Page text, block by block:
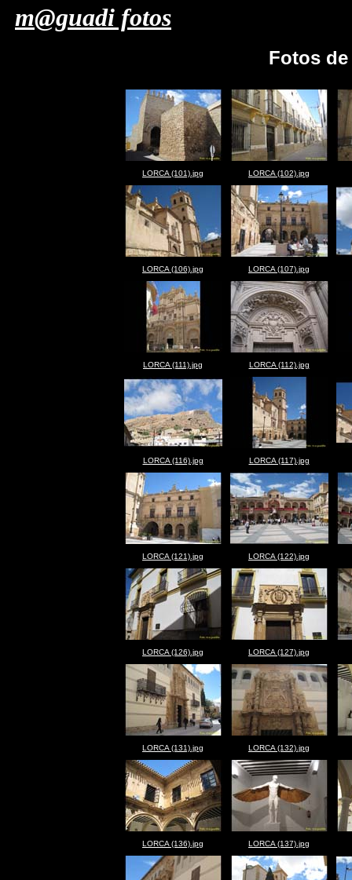
m@guadi fotos
Fotos
LORCA (101).jpg LORCA (102).jpg
LORCA (106).jpg LORCA (107).jpg
LORCA (111).jpg LORCA (112).jpg
LORCA (116).jpg LORCA (117).jpg
LORCA (121).jpg LORCA (122).jpg
LORCA (126).jpg LORCA (127).jpg
LORCA (131).jpg LORCA (132).jpg
LORCA (136).jpg LORCA (137).jpg